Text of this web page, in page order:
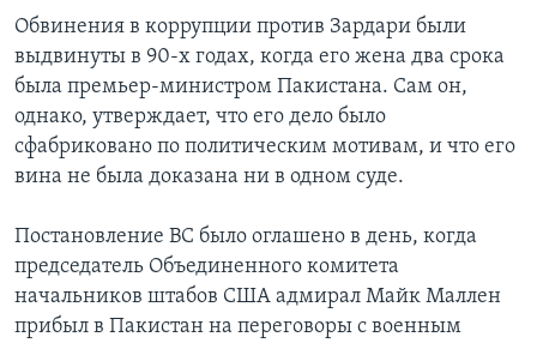
Обвинения в коррупции против Зардари были
выдвинуты в 90-х годах, когда его жена два срока
была премьер-министром Пакистана. Сам он,
однако, утверждает, что его дело было
сфабриковано по политическим мотивам, и что его
вина не была доказана ни в одном суде.
Постановление ВС было оглашено в день, когда
председатель Объединенного комитета
начальников штабов США адмирал Майк Маллен
прибыл в Пакистан на переговоры с военным